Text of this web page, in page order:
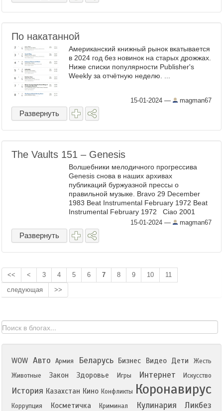
По накатанной
Американский книжный рынок вкатывается
в 2024 год без новинок на старых дрожжах.
Ниже списки популярности Publisher's
Weekly за отчётную неделю. ...
15-01-2024 — magman67
Развернуть
The Vaults 151 – Genesis
Волшебники мелодичного прогрессива
Genesis снова в наших архивах
публикаций буржуазной прессы о
правильной музыке. Bravo 29 December
1983 Beat Instrumental February 1972 Beat
Instrumental February 1972 Ciao 2001
January-February 2024 ...
15-01-2024 — magman67
Развернуть
<< < 3 4 5 6 7 8 9 10
11
следующая
>>
WOW Авто Армия Беларусь Бизнес Видео Дети
Жесть
Животные
Закон Здоровье Игры Интернет Искусство
История Казахстан Кино Конфликты Коронавирус
Коррупция Косметичка Криминал Кулинария Ликбез